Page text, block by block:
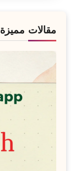
مقالات مميزة